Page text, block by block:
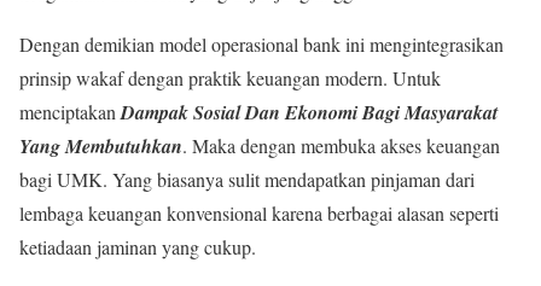
Dengan demikian model operasional bank ini mengintegrasikan
prinsip wakaf dengan praktik keuangan modern. Untuk
menciptakanDampak Sosial Dan Ekonomi Bagi Masyarakat
Yang Membutuhkan. Maka dengan membuka akses keuangan
bagi UMK. Yang biasanya sulit mendapatkan pinjaman dari
lembaga keuangan konvensional karena berbagai alasan seperti
ketiadaan jaminan yang cukup.